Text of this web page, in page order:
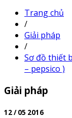
Trang chủ
/
Giải pháp
/
Sơ đồ thiết
– pepsico )
Giải pháp
12 / 05 2016